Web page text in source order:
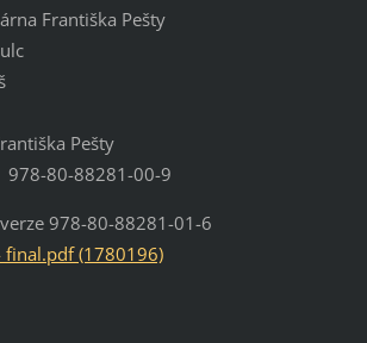
Františka Pešty
Pešty
978-80-88281-00-9
978-80-88281-01-6
final.pdf (1780196)